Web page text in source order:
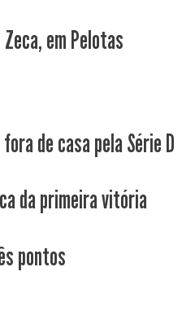
em Pelotas
de casa pela Série D
da primeira vitória
pontos